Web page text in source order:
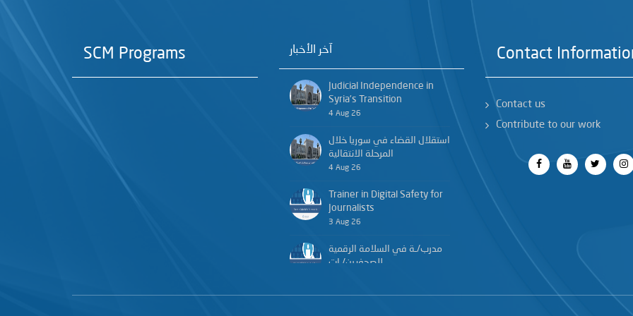
SCM Programs آخر الأخبار
Judicial Independence in
Syria’s Transition
4 Aug 26
استقلال القضاء في سوريا خلال
المرحلة الانتقالية
4 Aug 26
Trainer in Digital Safety for
Journalists
3 Aug 26
مدرب/ـة في السلامة الرقمية
للصحفيين/ـات
Contact
Contact us
Contribute to our work